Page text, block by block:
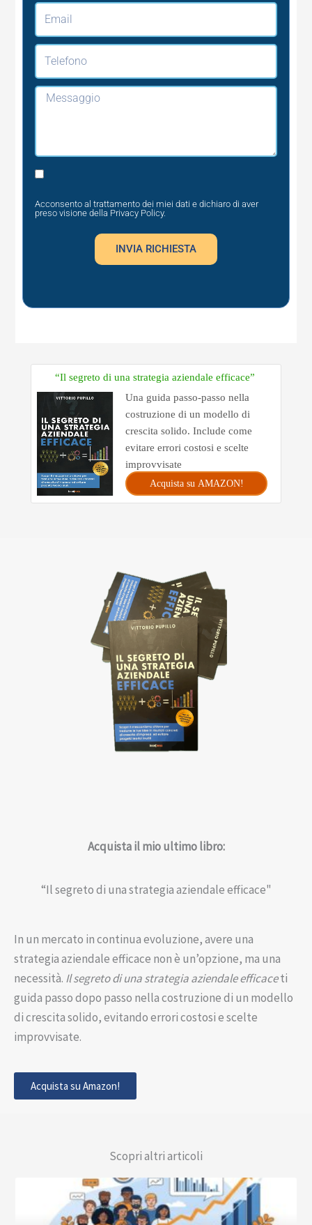
Messaggio
Privacy
Acconsento al trattamento dei miei dati e dichiaro di aver
preso visione della Privacy Policy.
INVIA RICHIESTA
“Il segreto di una strategia aziendale efficace”
Una guida passo-passo nella
costruzione di un modello di
crescita solido. Include come
evitare errori costosi e scelte
improvvisate
Acquista su AMAZON!
Acquista il mio ultimo libro:
“Il segreto di una strategia aziendale efficace"
In un mercato in continua evoluzione, avere una
strategia aziendale efficace non è un’opzione, ma una
necessità. Il segreto di una strategia aziendale efficaceti
guida passo dopo passo nella costruzione di un modello
di crescita solido, evitando errori costosi e scelte
improvvisate.
Acquista su Amazon!
Scopri altri articoli